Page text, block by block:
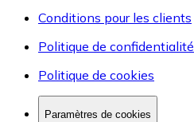
Conditions pour les clients
Politique de confidentialité
Politique de cookies
Paramètres de cookies